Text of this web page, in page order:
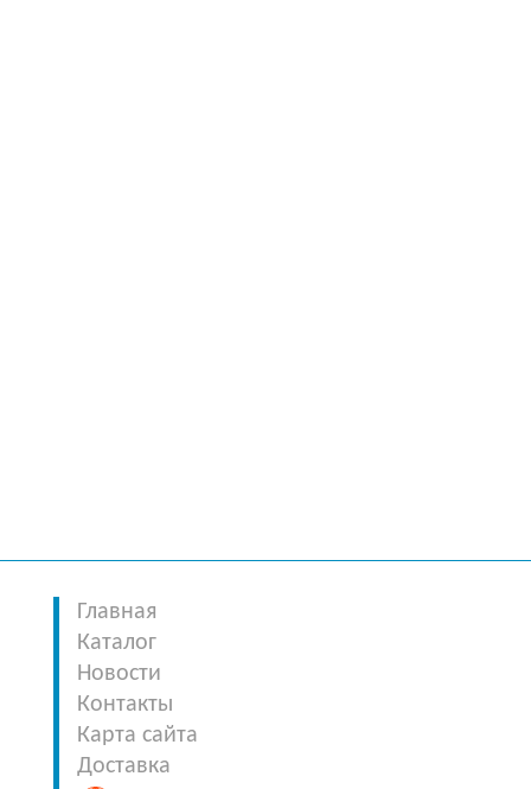
Главная
Каталог
Новости
Контакты
Карта сайта
Доставка